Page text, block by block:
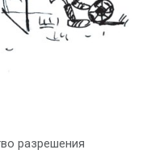
разрешения